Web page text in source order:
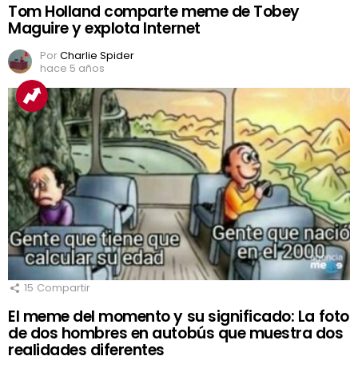
Tom Holland comparte meme de Tobey
Maguire y explota Internet
PorCharlie Spider
hace 5 años
15 Compartir
El meme del momento y su significado: La foto
de dos hombres en autobús que muestra dos
realidades diferentes